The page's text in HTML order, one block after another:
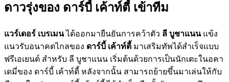
ดาวรุ่งของ ดาร์บี้ เค้าท์ตี้ เข้าทีม
แวร์เดอร์ เบรเมนได้ออกมายืนยันการคว้าตัว ลี บูชาแนนแข้ง
แนวรับอนาคตไกลของ ดาร์บี้ เค้าท์ตี้ มาเสริมทัพได้สำเร็จแบบ
ฟรีเอเยนต์ สำหรับ ลี บูชาแนน เริ่มต้นด้วยการเป็นนักเตะในอคา
เดมี่ของ ดาร์บี้ เค้าท์ตี้ หลังจากนั้น สามารถย้ายขึ้นมาเล่นให้กับ